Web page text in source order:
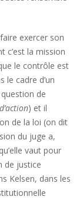
exercer son
c’est la mission
le contrôle est
le cadre d’un
de
) et il
de la loi (on dit
du juge a,
vaut pour
de justice
Kelsen, dans les